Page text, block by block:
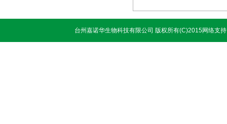
台州嘉诺华生物科技有限公司 版权所有(C)2015网络支